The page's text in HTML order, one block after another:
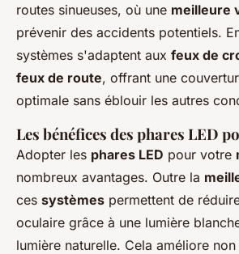
routes sinueuses, où une meilleure
prévenir des accidents potentiels.
systèmes s'adaptent aux feux de
feux de route, offrant une
optimale sans éblouir les autres
Les bénéfices des phares LED
Adopter les phares LED pour votre
nombreux avantages. Outre la
ces systèmes permettent de
oculaire grâce à une lumière
lumière naturelle. Cela améliore